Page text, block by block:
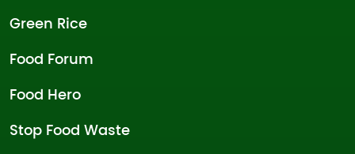
Green Rice
Food Forum
Food Hero
Stop Food Waste